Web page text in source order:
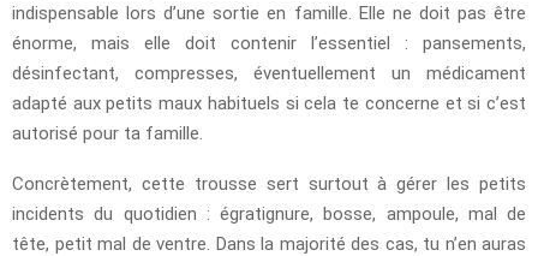
indispensable lors d’une sortie en famille. Elle ne doit pas être
énorme, mais elle doit contenir l’essentiel : pansements,
désinfectant, compresses, éventuellement un médicament
adapté aux petits maux habituels si cela te concerne et si c’est
autorisé pour ta famille.
Concrètement, cette trousse sert surtout à gérer les petits
incidents du quotidien : égratignure, bosse, ampoule, mal de
tête, petit mal de ventre. Dans la majorité des cas, tu n’en auras